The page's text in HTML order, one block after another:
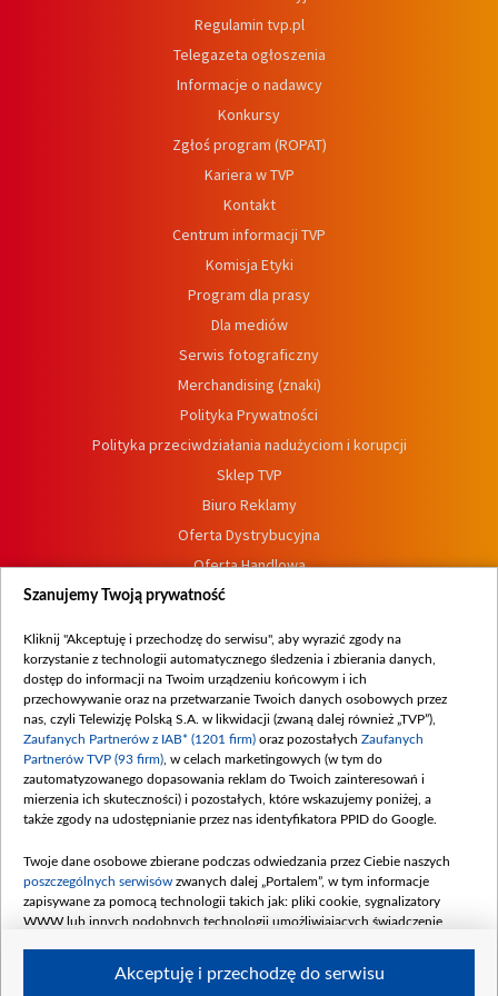
Regulamin tvp.pl
Telegazeta ogłoszenia
Informacje o nadawcy
Konkursy
Zgłoś program (ROPAT)
Kariera w TVP
Kontakt
Centrum informacji TVP
Komisja Etyki
Program dla prasy
Dla mediów
Serwis fotograficzny
Merchandising (znaki)
Polityka Prywatności
Polityka przeciwdziałania nadużyciom i korupcji
Sklep TVP
Biuro Reklamy
Oferta Dystrybucyjna
Oferta Handlowa
Dostępność
Procedura zgłoszeń wewnętrznych
Szanujemy Twoją prywatność
Kliknij "Akceptuję i przechodzę do serwisu", aby wyrazić zgody na
korzystanie z technologii automatycznego śledzenia i zbierania danych,
dostęp do informacji na Twoim urządzeniu końcowym i ich
przechowywanie oraz na przetwarzanie Twoich danych osobowych przez
nas, czyli Telewizję Polską S.A. w likwidacji (zwaną dalej również „TVP”),
Zaufanych Partnerów z IAB* (1201 firm) oraz pozostałych Zaufanych
Partnerów TVP (93 firm) , w celach marketingowych (w tym do
zautomatyzowanego dopasowania reklam do Twoich zainteresowań i
mierzenia ich skuteczności) i pozostałych, które wskazujemy poniżej, a
także zgody na udostępnianie przez nas identyfikatora PPID do Google.
Twoje dane osobowe zbierane podczas odwiedzania przez Ciebie naszych
poszczególnych serwisów zwanych dalej „Portalem”, w tym informacje
zapisywane za pomocą technologii takich jak: pliki cookie, sygnalizatory
WWW lub innych podobnych technologii umożliwiających świadczenie
Akceptuję i przechodzę do serwisu